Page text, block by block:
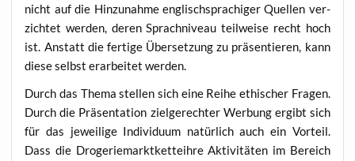
nicht auf die Hin­zu­nah­me eng­lisch­spra­chi­ger Quel­len ver­
zich­tet wer­den, deren Sprach­ni­veau teil­wei­se recht hoch
ist. Anstatt die fer­ti­ge Über­set­zung zu prä­sen­tie­ren, kann
die­se selbst erar­bei­tet werden.
Durch das The­ma stel­len sich eine Rei­he ethi­scher Fra­gen.
Durch die Prä­sen­ta­ti­on ziel­ge­rech­ter Wer­bung ergibt sich
für das jewei­li­ge Indi­vi­du­um natür­lich auch ein Vor­teil.
Dass die Dro­ge­rie­markt­ket­teih­re Akti­vi­tä­ten im Bereich